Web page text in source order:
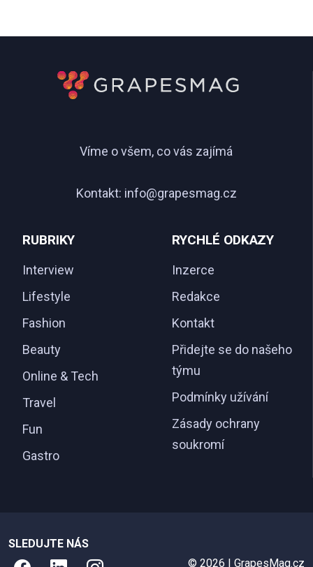
Víme o všem, co vás zajímá
Kontakt: info@grapesmag.cz
RUBRIKY
Interview
Lifestyle
Fashion
Beauty
Online & Tech
Travel
Fun
Gastro
RYCHLÉ ODKAZY
Inzerce
Redakce
Kontakt
Přidejte se do našeho
týmu
Podmínky užívání
Zásady ochrany
soukromí
SLEDUJTE NÁS
© 2026 | GrapesMag.cz